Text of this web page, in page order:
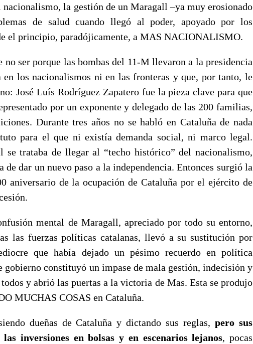
la gestión de un Maragall –ya muy erosionado
de salud cuando llegó al poder, apoyado por los
el principio, paradójicamente, a MAS NACIONALISMO.
no ser porque las bombas del 11-M llevaron a la presidencia
los nacionalismos ni en las fronteras y que, por tanto, le
José Luís Rodríguez Zapatero fue la pieza clave para que
por un exponente y delegado de las 200 familias,
Durante tres años no se habló en Cataluña de nada
para el que ni existía demanda social, ni marco legal.
se trataba de llegar al “techo histórico” del nacionalismo,
de dar un nuevo paso a la independencia. Entonces surgió la
aniversario de la ocupación de Cataluña por el ejército de
mental de Maragall, apreciado por todo su entorno,
las fuerzas políticas catalanas, llevó a su sustitución por
que había dejado un pésimo recuerdo en política
constituyó un impase de mala gestión, indecisión y
y abrió las puertas a la victoria de Mas. Esta se produjo
MUCHAS COSAS en Cataluña.
dueñas de Cataluña y dictando sus reglas,pero sus
inversiones en bolsas y en escenarios lejanos, pocas